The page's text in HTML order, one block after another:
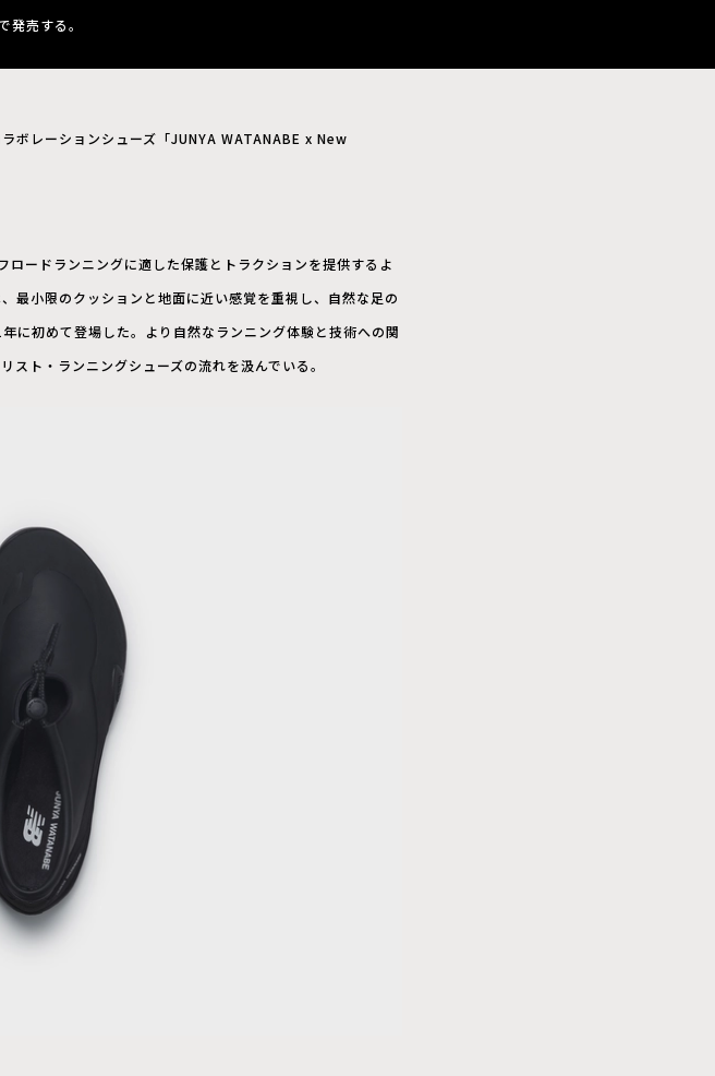
発売する。
ボレーションシューズ「JUNYA WATANABE x New
ードランニングに適した保護とトラクションを提供するよ
最小限のクッションと地面に近い感覚を重視し、自然な足の
初めて登場した。より自然なランニング体験と技術への関
ト・ランニングシューズの流れを汲んでいる。